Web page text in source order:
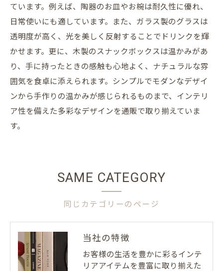
ています。例えば、陶器のお皿やお椀は耐久性に優れ、
日常使いにも適しています。また、ガラス製のグラスは
透明度が高く、光を美しく反射することでドリンクを輝
かせます。更に、木製のスナックボックスは温かみがあ
り、手に持ったときの感触も心地よく、ナチュラルな雰
囲気を食卓に添えられます。シンプルでモダンなデザイ
ンから手作りの温かみが感じられるものまで、インテリ
ア性を備えた多彩なデザインを通販で取り揃えていま
す。
同じカテゴリーのページ
SAME CATEGORY
当社の特徴
お客様の生活を豊かに彩るインテ
リアアイテムを豊富に取り揃えた